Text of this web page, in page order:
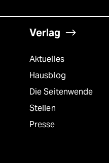
Verlag
Aktuelles
Hausblog
Die Seitenwende
Stellen
Presse